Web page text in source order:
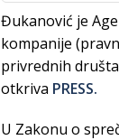
Đukanović je
kompanije
privrednih
otkriva PRESS.
U Zakonu o